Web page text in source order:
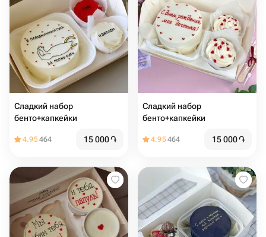
Сладкий набор
бенто+капкейки
4.95464 15 000֏
Сладкий набор
бенто+капкейки
4.95464 15 000֏